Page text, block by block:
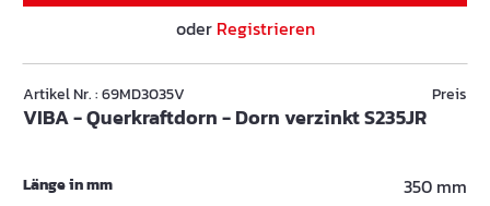
oder Registrieren
Artikel Nr. : 69MD3035V
VIBA - Querkraftdorn - Dorn verzinkt S235JR
Preis
Länge in mm 350 mm